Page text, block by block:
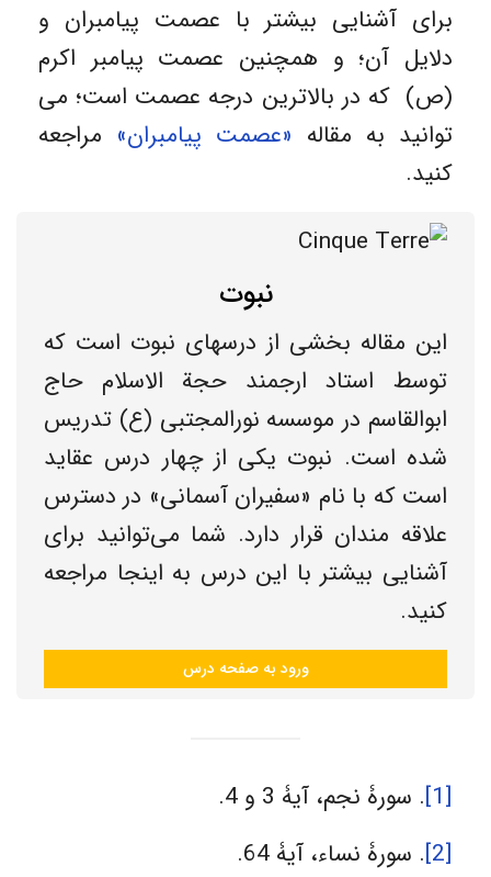
برای آشنایی بیشتر با عصمت پیامبران و
دلایل آن؛ و همچنین عصمت پیامبر اکرم
(ص) که در بالاترین درجه عصمت است؛ می
توانید به مقاله «عصمت پیامبران» مراجعه
کنید.
نبوت
این مقاله بخشی از درسهای نبوت است که
توسط استاد ارجمند حجة الاسلام حاج
ابوالقاسم در موسسه نورالمجتبی (ع) تدریس
شده است. نبوت یکی از چهار درس عقاید
است که با نام «سفیران آسمانی» در دسترس
علاقه مندان قرار دارد. شما می‌توانید برای
آشنایی بیشتر با این درس به اینجا مراجعه
کنید.
ورود به صفحه درس
[1]
. سورۀ نجم، آیۀ 3 و 4.
[2]
. سورۀ نساء، آیۀ 64.